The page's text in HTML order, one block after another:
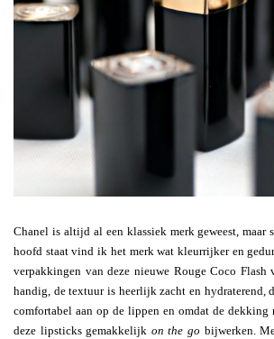
Chanel is altijd al een klassiek merk geweest, maar
hoofd staat vind ik het merk wat kleurrijker en
verpakkingen van deze nieuwe Rouge Coco
handig, de textuur is heerlijk zacht en
comfortabel aan op de lippen en omdat de dekking
deze lipsticks gemakkelijk on the go bijwerken.